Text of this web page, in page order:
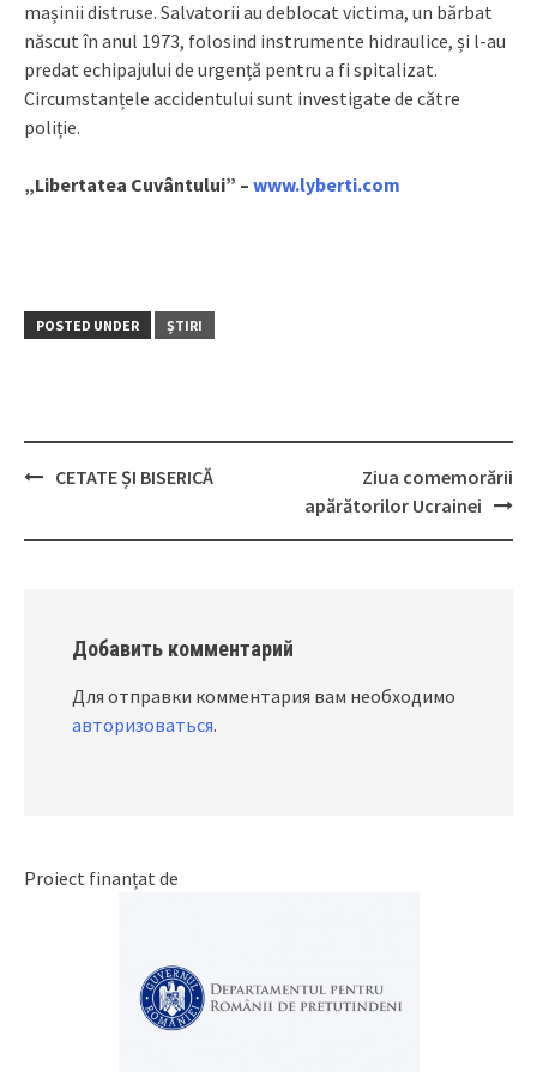
mașinii distruse. Salvatorii au deblocat victima, un bărbat
născut în anul 1973, folosind instrumente hidraulice, și l-au
predat echipajului de urgență pentru a fi spitalizat.
Circumstanțele accidentului sunt investigate de către
poliție.
„Libertatea Cuvântului” – www.lyberti.com
POSTED UNDER ȘTIRI
navigation
CETATE ȘI BISERICĂ
Ziua comemorării
apărătorilor Ucrainei
Добавить комментарий
Для отправки комментария вам необходимо
авторизоваться.
Proiect finanțat de